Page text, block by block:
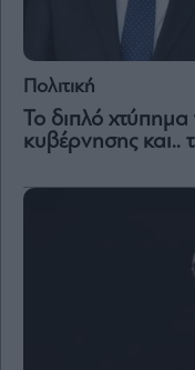
Πολιτική
Το διπλό
κυβέρνησης και..